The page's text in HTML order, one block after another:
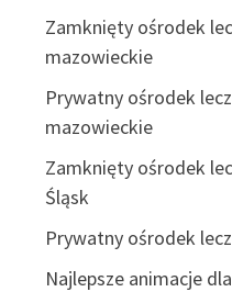
Zamknięty ośrodek
mazowieckie
Prywatny ośrodek
mazowieckie
Zamknięty ośrodek
Śląsk
Prywatny ośrodek
Najlepsze animacje